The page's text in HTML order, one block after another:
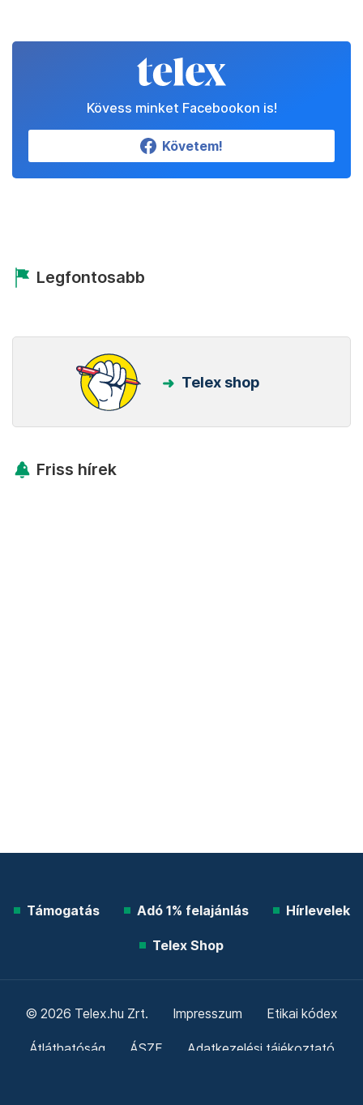
Kövess minket Facebookon is!
Követem!
Legfontosabb
Telex shop
Friss hírek
Támogatás Adó 1% felajánlás Hírlevelek
Telex Shop
© 2026 Telex.hu Zrt. Impresszum Etikai kódex
Átláthatóság ÁSZF Adatkezelési tájékoztató